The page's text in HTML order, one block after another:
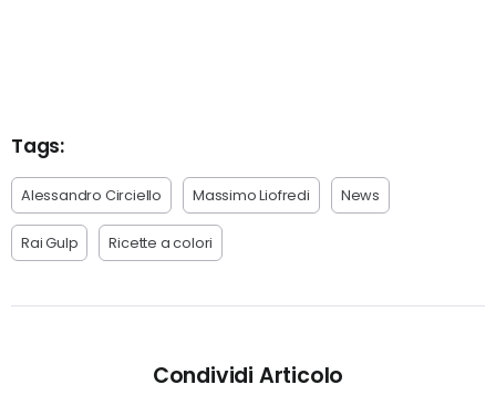
Tags:
Alessandro Circiello Massimo Liofredi News
Rai Gulp Ricette a colori
Condividi Articolo